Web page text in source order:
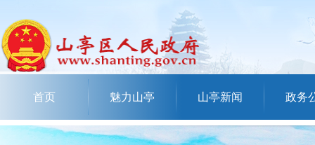
首页 魅力山亭 山亭新闻 政务